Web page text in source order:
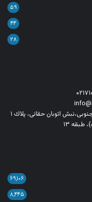
۵۹
۴۴
۲۸
آدرس: تهران - خیابان میرداماد، خیابان مصدق جنوبی،نبش اتوبان حقانی، پلاك ١
طبقه ۱۳
۶۹,۱۰۶
۸,۴۴۵